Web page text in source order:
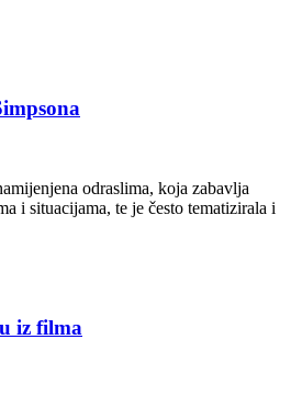
odraslima, koja zabavlja
i situacijama, te je često tematizirala i
iz filma